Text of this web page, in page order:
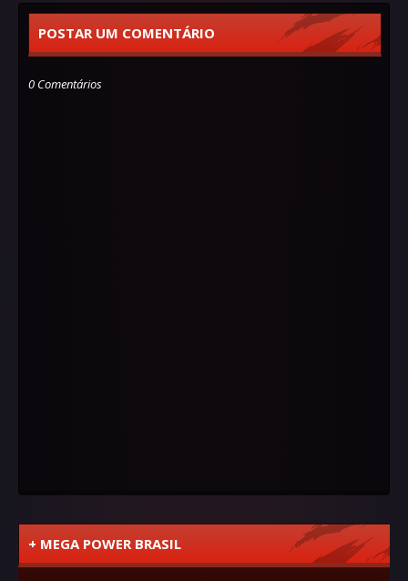
POSTAR UM COMENTÁRIO
0 Comentários
+ MEGA POWER BRASIL